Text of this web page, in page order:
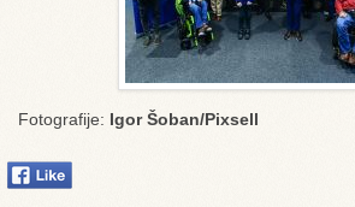
Fotografije: Igor Šoban/Pixsell